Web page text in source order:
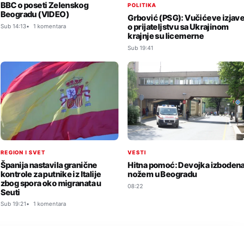
BBC o poseti Zelenskog
Beogradu (VIDEO)
Sub 14:13 1 komentara
POLITIKA
Grbović (PSG): Vučićeve
o prijateljstvu sa Ukrajinom
krajnje su licemerne
Sub 19:41
REGION I SVET
Španija nastavila granične
kontrole za putnike iz Italije
zbog spora oko migranata u
Seuti
Sub 19:21 1 komentara
VESTI
Hitna pomoć: Devojka
nožem u Beogradu
08:22